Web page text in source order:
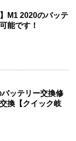
M1 2020のバッテ
能です！
ッテリー交換修
換【クイック岐